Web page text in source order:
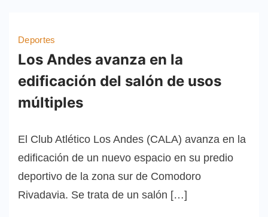
Deportes
Los Andes avanza en la
edificación del salón de usos
múltiples
El Club Atlético Los Andes (CALA) avanza en la
edificación de un nuevo espacio en su predio
deportivo de la zona sur de Comodoro
Rivadavia. Se trata de un salón […]